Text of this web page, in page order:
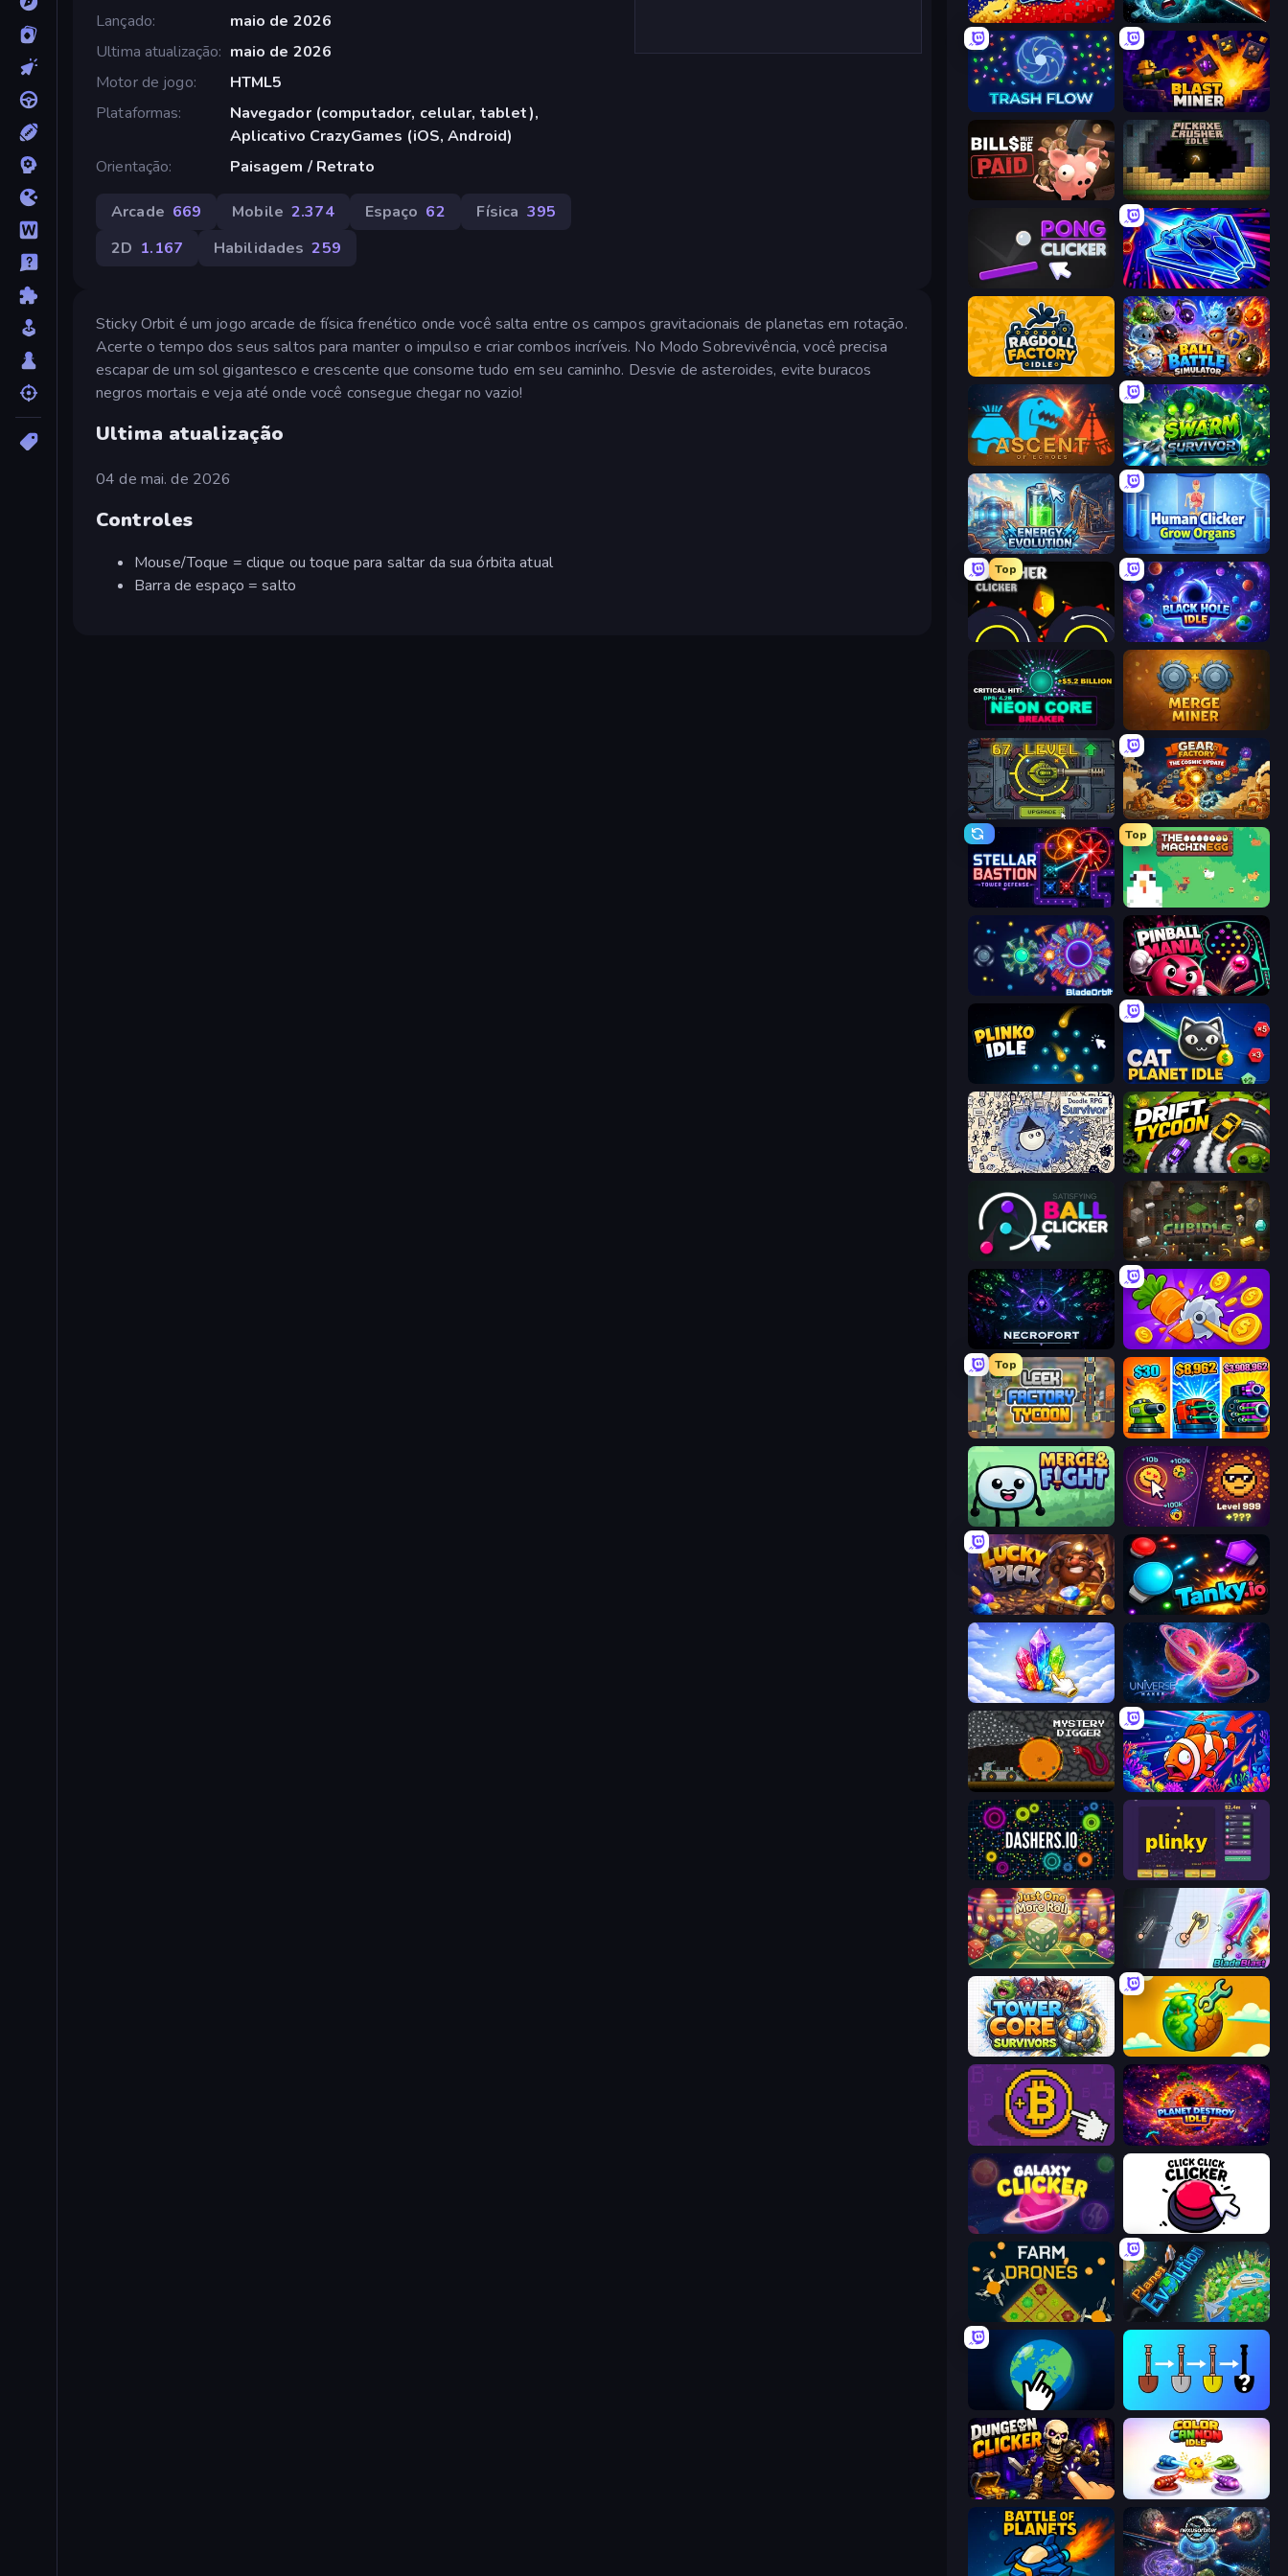
Lançado
maio de 2026
Ultima atualização
maio de 2026
Motor de jogo
HTML5
Plataformas
Navegador (computador, celular, tablet),
Aplicativo CrazyGames (iOS, Android)
Orientação
Paisagem / Retrato
Arcade 669 Mobile 2.374 Espaço 62 Física 395
2D 1.167 Habilidades 259
Sticky Orbit é um jogo arcade de física frenético onde você salta entre os campos gravitacionais de planetas em rotação.
Acerte o tempo dos seus saltos para manter o impulso e criar combos incríveis. No Modo Sobrevivência, você precisa
escapar de um sol gigantesco e crescente que consome tudo em seu caminho. Desvie de asteroides, evite buracos
negros mortais e veja até onde você consegue chegar no vazio!
Ultima atualização
04 de mai. de 2026
Controles
Mouse/Toque = clique ou toque para saltar da sua órbita atual
Barra de espaço = salto
Liquid Swarm PlanetCrush 2
Trash Flow Blast Miner
Bills Must Be Paid Pickaxe Crusher Idle
Pong Clicker Stellar Swarm
Ragdoll Factory Idle Ball Battle Simulator
Ascent of Echoes Swarm Survivor
Energy Evolution Human Clicker: Grow Organs
Top
Crusher Clicker Black Hole Idle
Neon Core Breaker Merge Miner
Tank Evolution Gear Factory
Stellar Bastion
Top
The MachinEGG
BladeOrbit.io Pinball Mania
Plinko Idle Cat Planet Idle
Doodle RPG Survivor Drift Tycoon
Satisfying Ball Clicker Cubidle
Necrofort Farm Ring Idle
Top
Leek Factory Tycoon Pumpkin Defense: Merge Cannon
Merge & Fight Dominate All Shapes
Lucky Pick Tanky.io
Crystalia Idle Clicker Universe Maker
Mystery Digger Fish Catch Idle
Dashers.io Plinky
Just One More Roll BladeBlast.io
Tower Core Survivors Land Explorers: Merge & Build
Money Maker Planet Destroy Idle
Galaxy Clicker Click Click Clicker
Farm Drones Planet Evolution: Idle Clicker
Planet Clicker 2
Dungeon Clicker Color Cannon Idle